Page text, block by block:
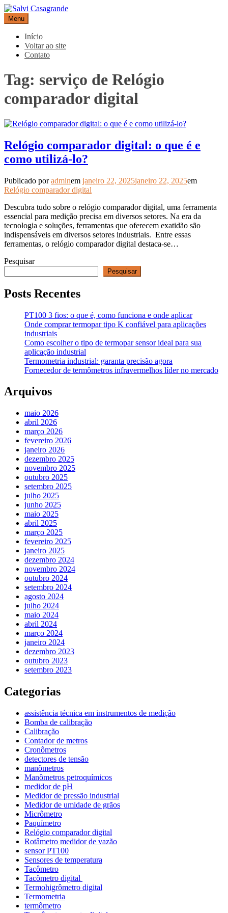
Pular
para
o
conteúdo
Salvi Casagrande
Especialistas em equipamentos de medição e automação
Menu
Início
Voltar ao site
Contato
Tag: serviço de Relógio
comparador digital
Relógio comparador digital: o que é e
como utilizá-lo?
Publicado poradminem janeiro 22, 2025janeiro 22, 2025em
Relógio comparador digital
Descubra tudo sobre o relógio comparador digital, uma ferramenta
essencial para medição precisa em diversos setores. Na era da
tecnologia e soluções, ferramentas que oferecem exatidão são
indispensáveis ​​em diversos setores industriais. Entre essas
ferramentas, o relógio comparador digital destaca-se…
Pesquisar
Pesquisar
Posts Recentes
PT100 3 fios: o que é, como funciona e onde aplicar
Onde comprar termopar tipo K confiável para aplicações
industriais
Como escolher o tipo de termopar sensor ideal para sua
aplicação industrial
Termometria industrial: garanta precisão agora
Fornecedor de termômetros infravermelhos líder no mercado
Arquivos
maio 2026
abril 2026
março 2026
fevereiro 2026
janeiro 2026
dezembro 2025
novembro 2025
outubro 2025
setembro 2025
julho 2025
junho 2025
maio 2025
abril 2025
março 2025
fevereiro 2025
janeiro 2025
dezembro 2024
novembro 2024
outubro 2024
setembro 2024
agosto 2024
julho 2024
maio 2024
abril 2024
março 2024
janeiro 2024
dezembro 2023
outubro 2023
setembro 2023
Categorias
assistência técnica em instrumentos de medição
Bomba de calibração
Calibração
Contador de metros
Cronômetros
detectores de tensão
manômetros
Manômetros petroquímicos
medidor de pH
Medidor de pressão industrial
Medidor de umidade de grãos
Micrômetro
Paquímetro
Relógio comparador digital
Rotâmetro medidor de vazão
sensor PT100
Sensores de temperatura
Tacômetro
Tacômetro digital
Termohigrômetro digital
Termometria
termômetro